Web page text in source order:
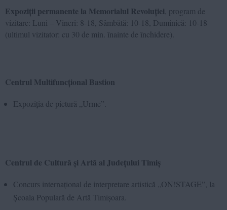
Expoziții permanente la Memorialul Revoluției , program de
vizitare: Luni – Vineri: 8-18, Sâmbătă: 10-18, Duminică: 10-18
(ultimul vizitator: cu 30 de min. înainte de închidere).
Centrul Multifuncțional Bastion
Expoziția de pictură „Urme”.
Centrul de Cultură și Artă al Județului Timiș
Concurs internațional de interpretare artistică „ON!STAGE”, la
Școala Populară de Artă Timișoara.